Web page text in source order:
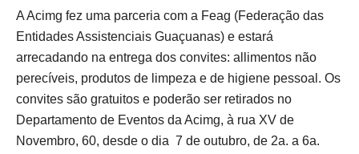
A Acimg fez uma parceria com a Feag (Federação das
Entidades Assistenciais Guaçuanas) e estará
arrecadando na entrega dos convites: allimentos não
perecíveis, produtos de limpeza e de higiene pessoal. Os
convites são gratuitos e poderão ser retirados no
Departamento de Eventos da Acimg, à rua XV de
Novembro, 60, desde o dia 7 de outubro, de 2a. a 6a.